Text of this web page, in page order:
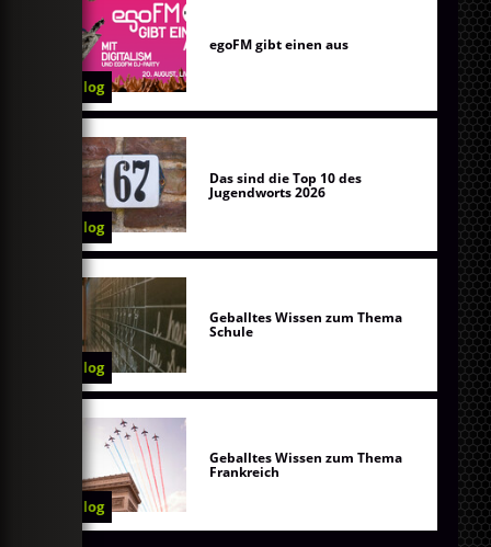
Blog
egoFM gibt einen aus
Blog
Das sind die Top 10 des
Jugendworts 2026
Blog
Geballtes Wissen zum Thema
Schule
Blog
Geballtes Wissen zum Thema
Frankreich